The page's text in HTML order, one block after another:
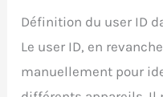
Définition du user ID
Le user ID, en
manuellement pour